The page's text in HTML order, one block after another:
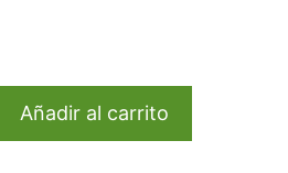
Kt10
Añadir al carrito